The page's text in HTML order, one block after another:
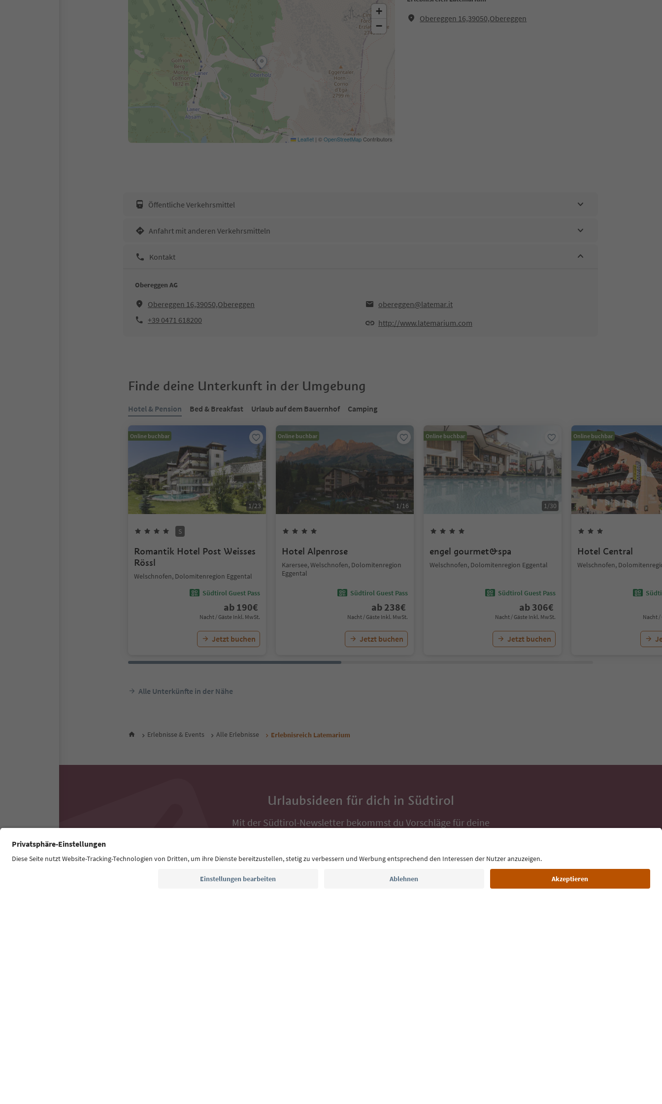
Obereggen 16,39050,Obereggen
+
−
Leaflet | ©OpenStreetMapContributors
Öffentliche Verkehrsmittel
Anfahrt mit anderen Verkehrsmitteln
Kontakt
Obereggen AG
Obereggen 16,39050,Obereggen
obereggen@latemar.it
+39 0471 618200
http://www.latemarium.com
Finde deine Unterkunft in der Umgebung
Hotel & Pension Bed & Breakfast Urlaub auf dem Bauernhof Camping
Online buchbar
1/23
S
Romantik Hotel Post Weisses
Rössl
Welschnofen, Dolomitenregion Eggental
Südtirol Guest Pass
ab 190€
Nacht / Gäste Inkl. MwSt.
Jetzt buchen
Online buchbar
1/16
Hotel Alpenrose
Karersee, Welschnofen, Dolomitenregion
Eggental
Südtirol Guest Pass
ab 238€
Nacht / Gäste Inkl. MwSt.
Jetzt buchen
Online buchbar
1/30
engel gourmet&spa
Welschnofen, Dolomitenregion Eggental
Südtirol Guest Pass
ab 306€
Nacht / Gäste Inkl. MwSt.
Jetzt buchen
Online buchbar
Hotel Central
Welschnofen,
Nacht /
Alle Unterkünfte in der Nähe
Erlebnisse & Events Alle Erlebnisse Erlebnisreich Latemarium
Urlaubsideen für dich in Südtirol
Mit der Südtirol-Newsletter bekommst du Vorschläge für deine
E-Mail Adresse